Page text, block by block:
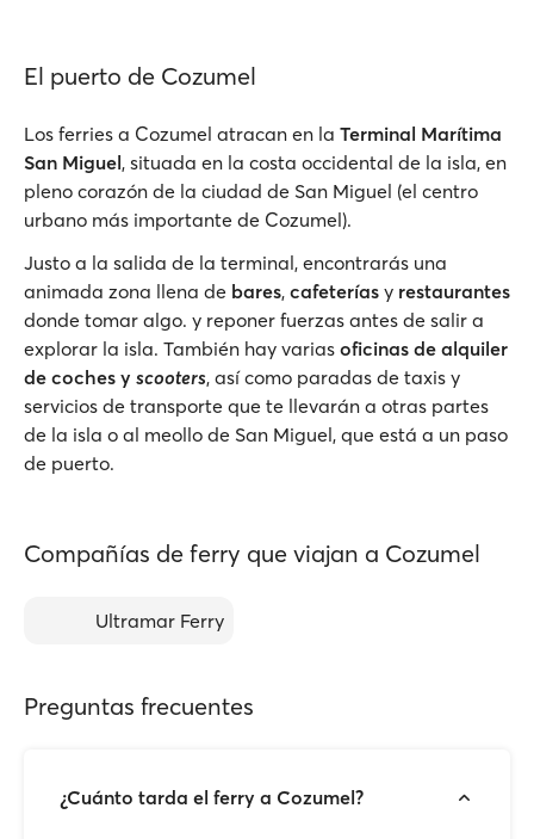
El puerto de Cozumel
Los ferries a Cozumel atracan en la Terminal Marítima
San Miguel, situada en la costa occidental de la isla, en
pleno corazón de la ciudad de San Miguel (el centro
urbano más importante de Cozumel).
Justo a la salida de la terminal, encontrarás una
animada zona llena de bares, cafeterías y restaurantes
donde tomar algo. y reponer fuerzas antes de salir a
explorar la isla. También hay varias oficinas de alquiler
de coches y scooters, así como paradas de taxis y
servicios de transporte que te llevarán a otras partes
de la isla o al meollo de San Miguel, que está a un paso
de puerto.
Compañías de ferry que viajan a Cozumel
Ultramar Ferry
Preguntas frecuentes
¿Cuánto tarda el ferry a Cozumel?